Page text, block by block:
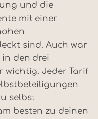
und die
mit einer
sind. Auch war
in den drei
wichtig. Jeder Tarif
selbst
besten zu deinen